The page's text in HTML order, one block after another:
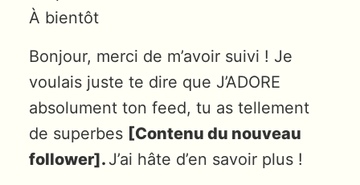
À bientôt
Bonjour, merci de m’avoir suivi ! Je
voulais juste te dire que J’ADORE
absolument ton feed, tu as tellement
de superbes [Contenu du nouveau
follower]. J’ai hâte d’en savoir plus !